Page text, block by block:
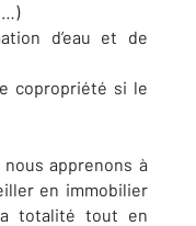
…)
d’eau et de
copropriété si le
apprenons à
en immobilier
totalité tout en